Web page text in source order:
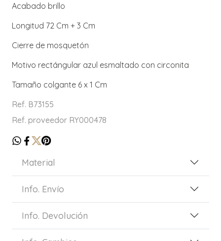
Acabado brillo
Longitud 72 Cm + 3 Cm
Cierre de mosquetón
Motivo rectángular azul esmaltado con circonita
Tamaño colgante 6 x 1 Cm
Ref. B73155
Ref. proveedor RY000478
Material
Info. Envío
Info. Devolución